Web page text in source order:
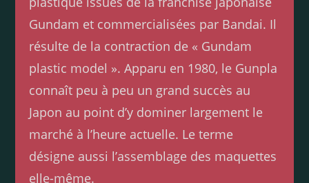
Gundam et commercialisées par Bandai. Il
résulte de la contraction de « Gundam
plastic model ». Apparu en 1980, le Gunpla
connaît peu à peu un grand succès au
Japon au point d’y dominer largement le
marché à l’heure actuelle. Le terme
désigne aussi l’assemblage des maquettes
elle-même.